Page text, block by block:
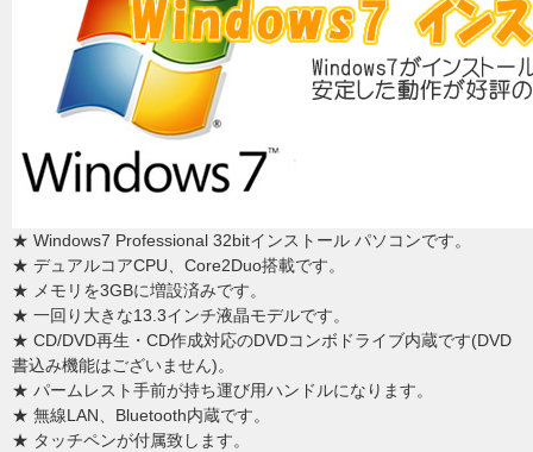
★ Windows7 Professional 32bitインストール パソコンです。
★ デュアルコアCPU、Core2Duo搭載です。
★ メモリを3GBに増設済みです。
★ 一回り大きな13.3インチ液晶モデルです。
★ CD/DVD再生・CD作成対応のDVDコンボドライブ内蔵です(DVD
書込み機能はございません)。
★ パームレスト手前が持ち運び用ハンドルになります。
★ 無線LAN、Bluetooth内蔵です。
★ タッチペンが付属致します。